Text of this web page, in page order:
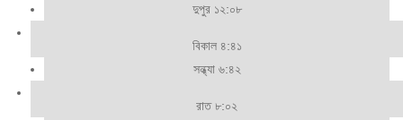
দুপুর ১২:০৮
বিকাল ৪:৪১
সন্ধ্যা ৬:৪২
রাত ৮:০২